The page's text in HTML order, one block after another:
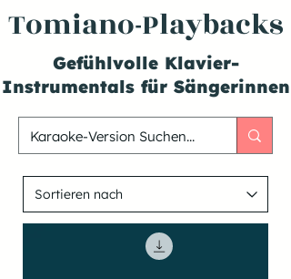
Tomiano-Playbacks
Gefühlvolle Klavier-
Instrumentals für Sängerinnen